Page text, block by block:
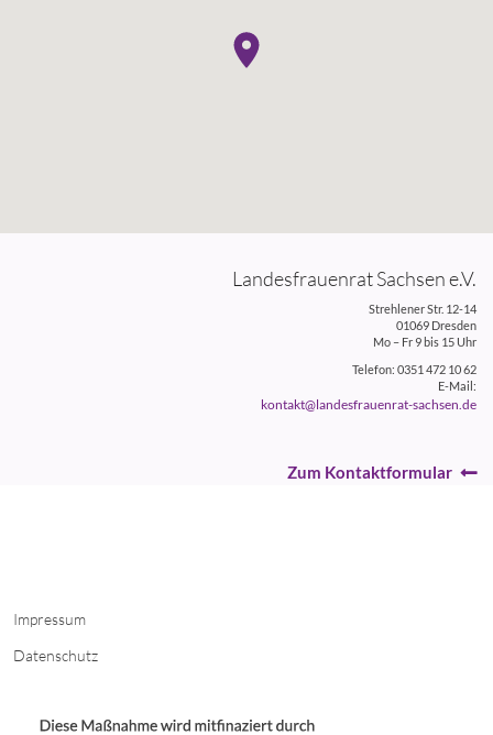
Landesfrauenrat Sachsen e.V.
Strehlener Str. 12-14
01069 Dresden
Mo – Fr 9 bis 15 Uhr
Telefon: 0351 472 10 62
E-Mail:
kontakt@landesfrauenrat-sachsen.de
Zum Kontaktformular
Impressum
Datenschutz